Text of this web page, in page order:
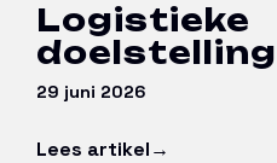
Logistieke
29 juni 2026
Lees artikel